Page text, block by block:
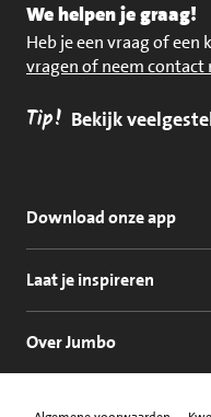
We helpen je graag!
Heb je een vraag of een
vragen of neem contact
Tip! Bekijk
Download onze app
Laat je inspireren
Over Jumbo